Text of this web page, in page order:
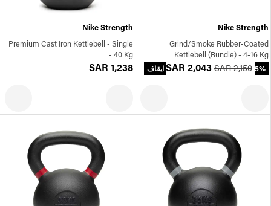
Nike Strength
Grind/Smoke Rubber-Coated
Kettlebell (Bundle) - 4-16 Kg
SAR 2,043 SAR 2,150 5% ايقاف
Nike Strength
Premium Cast Iron Kettlebell - Single
- 40 Kg
SAR 1,238